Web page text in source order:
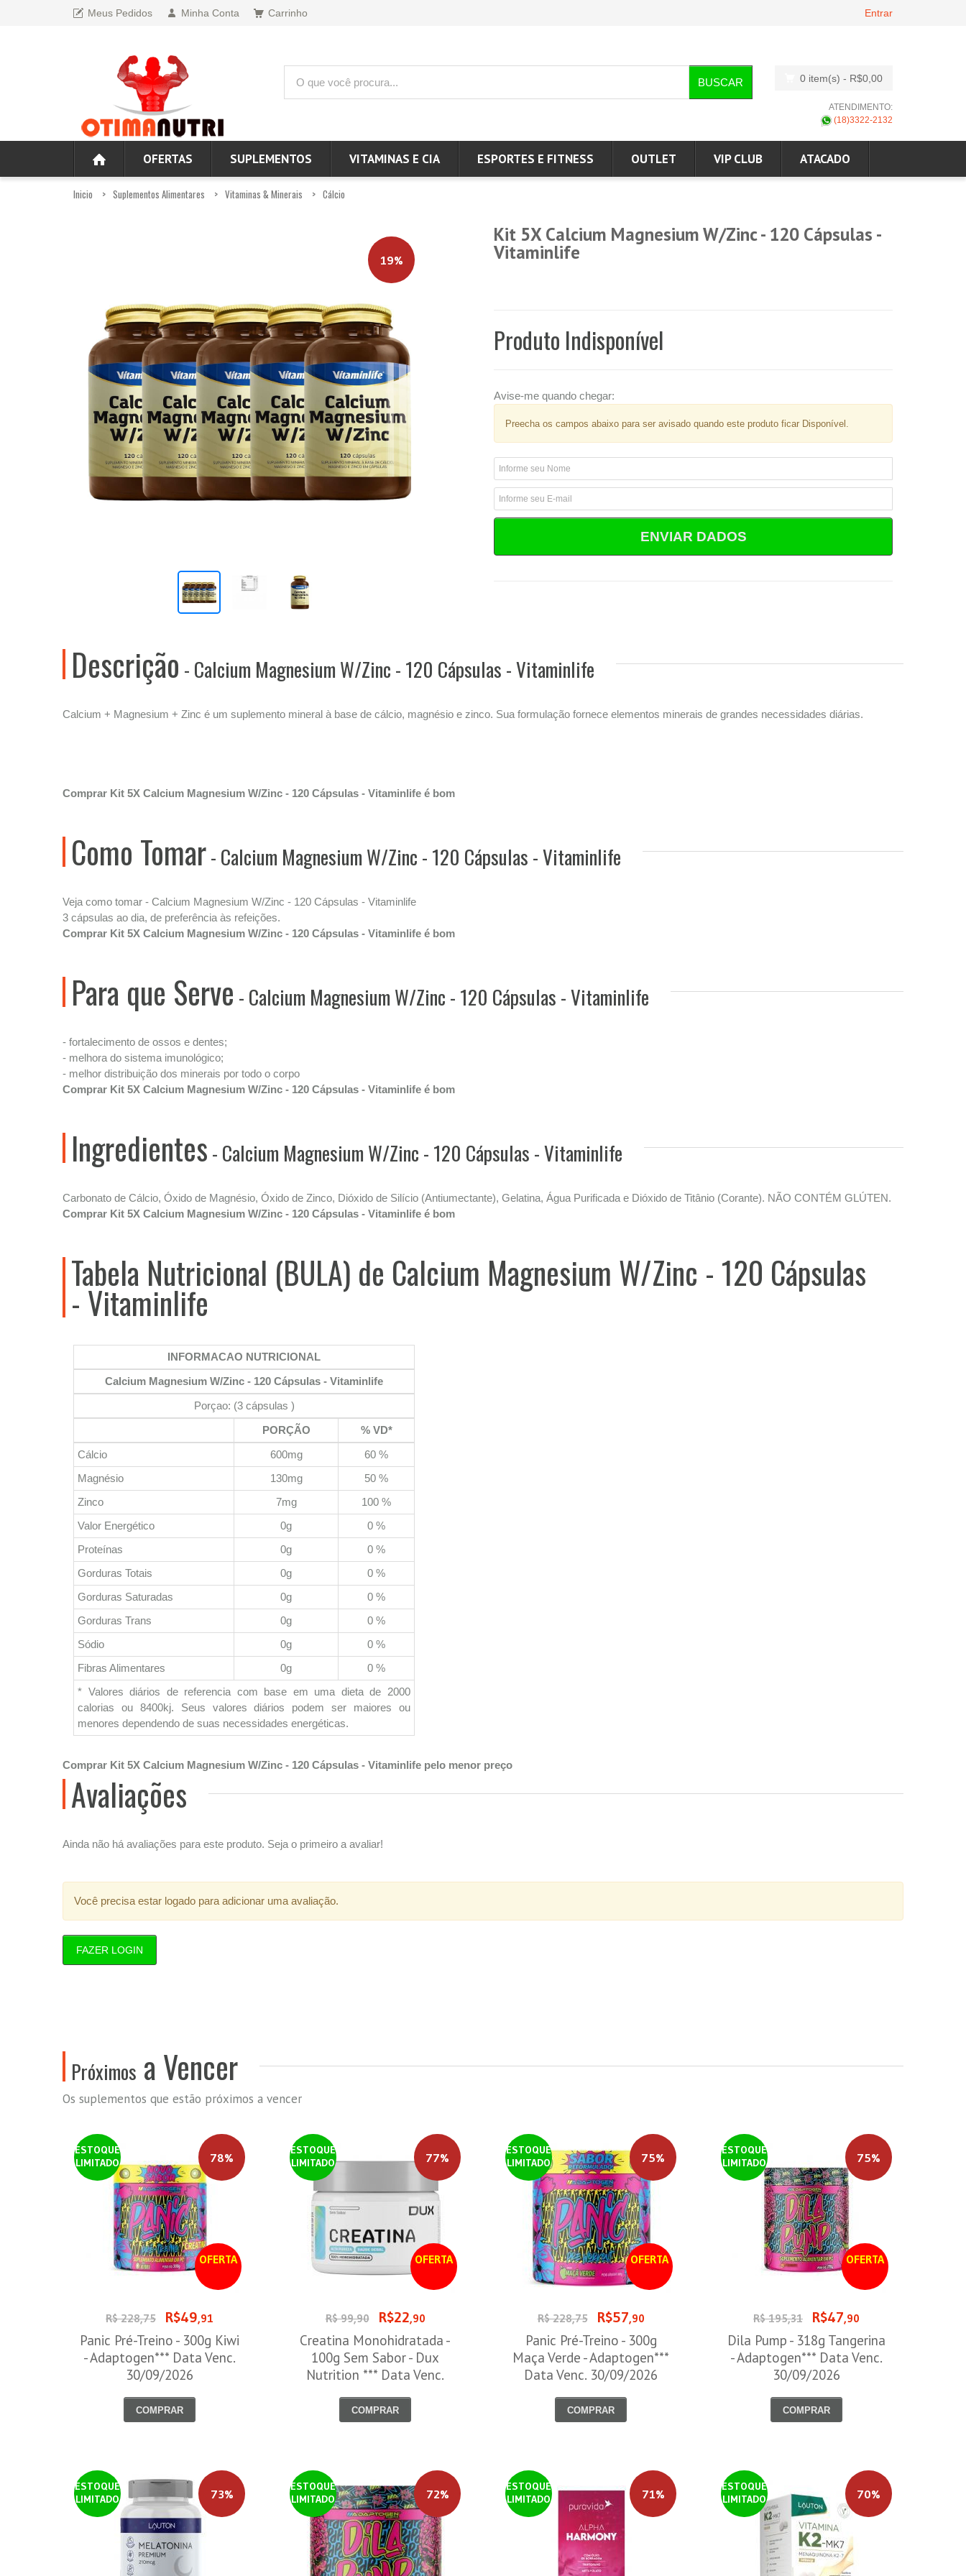
Meus Pedidos Minha Conta Carrinho Entrar
BUSCAR 0 item(s) - R$0,00
ATENDIMENTO:
(18)3322-2132
OFERTAS SUPLEMENTOS VITAMINAS E CIA ESPORTES E FITNESS OUTLET VIP CLUB ATACADO
Inicio Suplementos Alimentares Vitaminas & Minerais Cálcio
19%
Kit 5X Calcium Magnesium W/Zinc - 120 Cápsulas -
Vitaminlife
Produto Indisponível
Avise-me quando chegar:
Preecha os campos abaixo para ser avisado quando este produto ficar Disponível.
ENVIAR DADOS
Descrição - Calcium Magnesium W/Zinc - 120 Cápsulas - Vitaminlife
Calcium + Magnesium + Zinc é um suplemento mineral à base de cálcio, magnésio e zinco. Sua formulação fornece elementos minerais de grandes necessidades diárias.
Comprar Kit 5X Calcium Magnesium W/Zinc - 120 Cápsulas - Vitaminlife é bom
Como Tomar- Calcium Magnesium W/Zinc - 120 Cápsulas - Vitaminlife
Veja como tomar - Calcium Magnesium W/Zinc - 120 Cápsulas - Vitaminlife
3 cápsulas ao dia, de preferência às refeições.
Comprar Kit 5X Calcium Magnesium W/Zinc - 120 Cápsulas - Vitaminlife é bom
Para que Serve - Calcium Magnesium W/Zinc - 120 Cápsulas - Vitaminlife
- fortalecimento de ossos e dentes;
- melhora do sistema imunológico;
- melhor distribuição dos minerais por todo o corpo
Comprar Kit 5X Calcium Magnesium W/Zinc - 120 Cápsulas - Vitaminlife é bom
Ingredientes- Calcium Magnesium W/Zinc - 120 Cápsulas - Vitaminlife
Carbonato de Cálcio, Óxido de Magnésio, Óxido de Zinco, Dióxido de Silício (Antiumectante), Gelatina, Água Purificada e Dióxido de Titânio (Corante). NÃO CONTÉM GLÚTEN.
Comprar Kit 5X Calcium Magnesium W/Zinc - 120 Cápsulas - Vitaminlife é bom
Tabela Nutricional (BULA) de Calcium Magnesium W/Zinc - 120 Cápsulas
- Vitaminlife
INFORMACAO NUTRICIONAL
Calcium Magnesium W/Zinc - 120 Cápsulas - Vitaminlife
Porçao: (3 cápsulas )
PORÇÃO
% VD*
Cálcio
600mg
60 %
Magnésio
130mg
50 %
Zinco
7mg
100 %
Valor Energético
0g
0 %
Proteínas
0g
0 %
Gorduras Totais
0g
0 %
Gorduras Saturadas
0g
0 %
Gorduras Trans
0g
0 %
Sódio
0g
0 %
Fibras Alimentares
0g
0 %
* Valores diários de referencia com base em uma dieta de 2000
calorias ou 8400kj. Seus valores diários podem ser maiores ou
menores dependendo de suas necessidades energéticas.
Comprar Kit 5X Calcium Magnesium W/Zinc - 120 Cápsulas - Vitaminlife pelo menor preço
Avaliações
Ainda não há avaliações para este produto. Seja o primeiro a avaliar!
Você precisa estar logado para adicionar uma avaliação.
FAZER LOGIN
Próximos a Vencer
Os suplementos que estão próximos a vencer
ESTOQUE
LIMITADO
OFERTA
78%
R$ 228,75 R$49,91
Panic Pré-Treino - 300g Kiwi
- Adaptogen*** Data Venc.
30/09/2026
COMPRAR
ESTOQUE
LIMITADO
OFERTA
77%
R$ 99,90 R$22,90
Creatina Monohidratada -
100g Sem Sabor - Dux
Nutrition *** Data Venc.
COMPRAR
ESTOQUE
LIMITADO
OFERTA
75%
R$ 228,75 R$57,90
Panic Pré-Treino - 300g
Maça Verde - Adaptogen***
Data Venc. 30/09/2026
COMPRAR
ESTOQUE
LIMITADO
OFERTA
75%
R$ 195,31 R$47,90
Dila Pump - 318g Tangerina
- Adaptogen*** Data Venc.
30/09/2026
COMPRAR
ESTOQUE
LIMITADO
73%
ESTOQUE
LIMITADO
72%
ESTOQUE
LIMITADO
71%
ESTOQUE
LIMITADO
70%